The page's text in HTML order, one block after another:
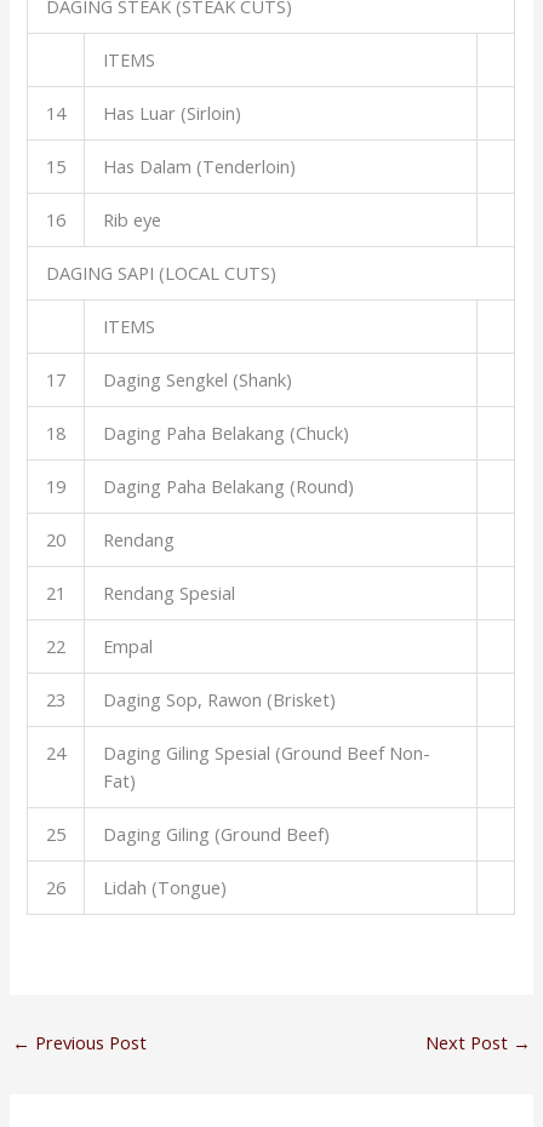
DAGING STEAK (STEAK CUTS)
ITEMS
14 Has Luar (Sirloin)
15 Has Dalam (Tenderloin)
16 Rib eye
DAGING SAPI (LOCAL CUTS)
ITEMS
17 Daging Sengkel (Shank)
18 Daging Paha Belakang (Chuck)
19 Daging Paha Belakang (Round)
20 Rendang
21 Rendang Spesial
22 Empal
23 Daging Sop, Rawon (Brisket)
24
Daging Giling Spesial (Ground Beef Non-
Fat)
25 Daging Giling (Ground Beef)
26 Lidah (Tongue)
← Previous Post Next Post →